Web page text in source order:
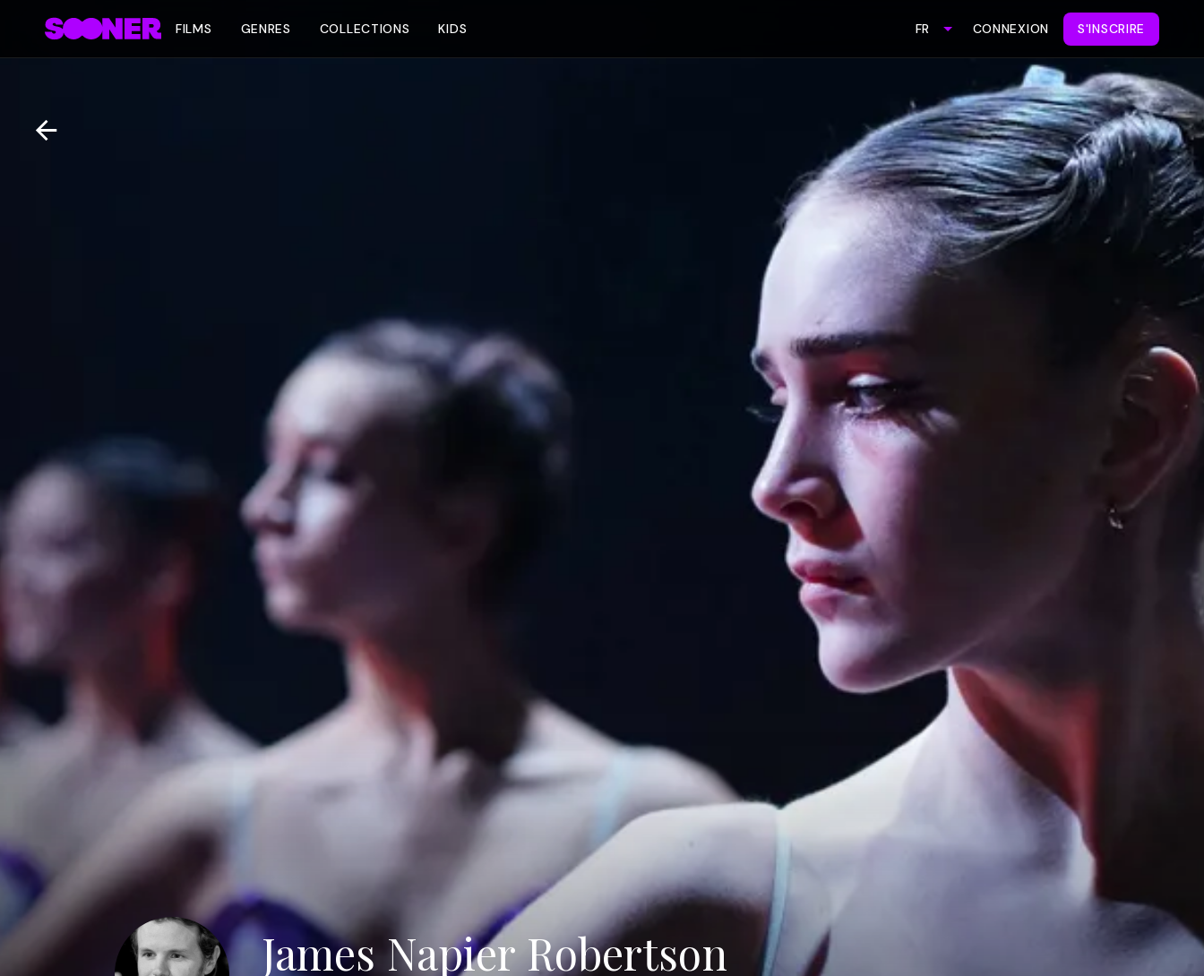
FILMS GENRES COLLECTIONS KIDS FR CONNEXION S'INSCRIRE
James Napier Robertson